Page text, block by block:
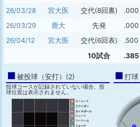
26/03/28
宮大医 交代(8回裏) .000
26/03/29
鹿大 先発 .000
26/04/12
宮大医 交代(6回表) .500
10試合 .385
被投球（安打）(2)
投球コースが記録されていない場合、投
球位置は表示されません。
打球